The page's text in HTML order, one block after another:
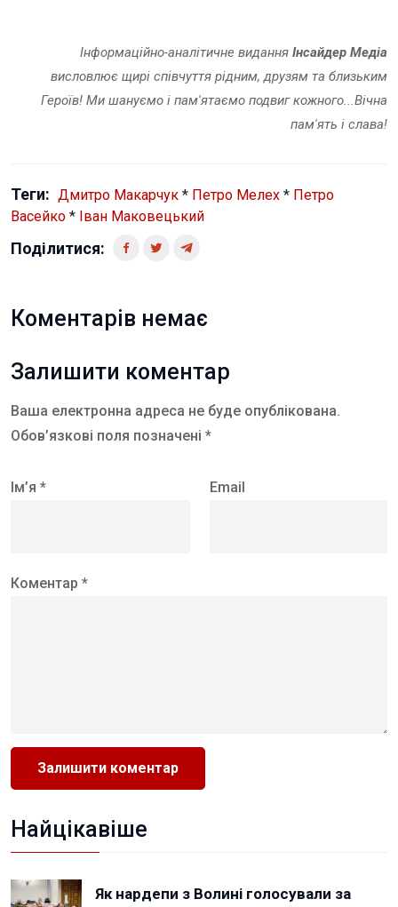
Інформаційно-аналітичне видання Інсайдер Медіа
висловлює щирі співчуття рідним, друзям та близьким
Героїв! Ми шануємо і пам'ятаємо подвиг кожного...Вічна
пам'ять і слава!
Теги: Дмитро Макарчук * Петро Мелех * Петро
Васейко * Іван Маковецький
Поділитися:
Коментарів немає
Залишити коментар
Ваша електронна адреса не буде опублікована.
Обов’язкові поля позначені *
Ім’я * Email
Коментар *
Найцікавіше
Як нардепи з Волині голосували за